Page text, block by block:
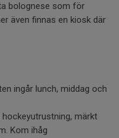
bolognese som för
även finnas en kiosk där
ingår lunch, middag och
märkt
Kom ihåg